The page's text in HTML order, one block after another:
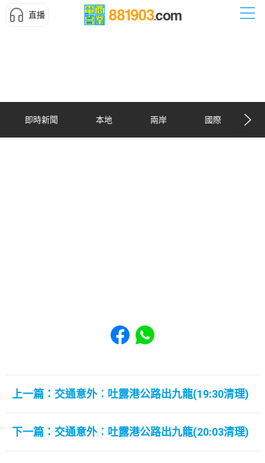
直播
即時新聞 本地 兩岸 國際
Share to Facebook
Share to WhatsApp
上一篇：交通意外︰吐露港公路出九龍(19:30清理)
下一篇：交通意外︰吐露港公路出九龍(20:03清理)